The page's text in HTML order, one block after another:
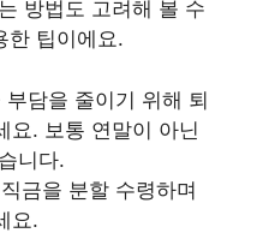
방법도 고려해 볼 수
한 팁이에요.
부담을 줄이기 위해 퇴
요. 보통 연말이 아닌
니다.
금을 분할 수령하며
요.